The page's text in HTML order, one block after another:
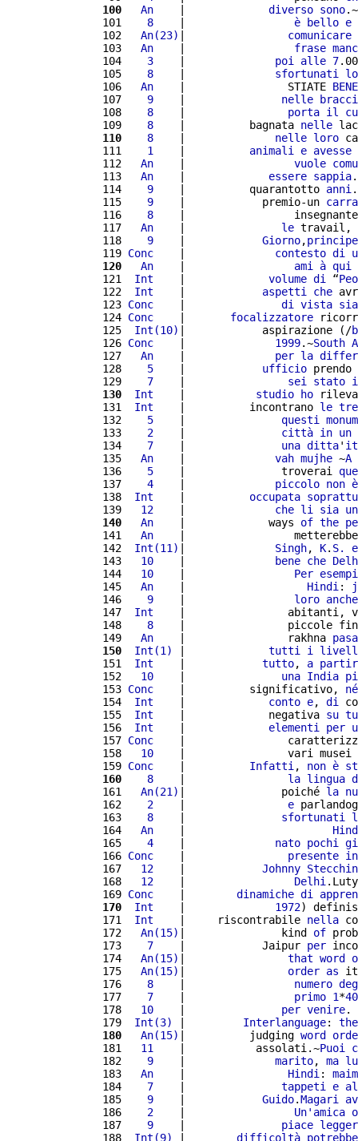
100
  An
    |
diverso sono
101
   8
    |
è bello e
102
  An(23)
| comunicare
103
  An
    |
frase
104
   3
    |
poi alle 7
105
   8
    |
sfortunati
106
  An
    |                STIATE
BENE
107
   9
    |
nelle
108
   8
    |
porta il
109
   8
    |          bagnata
nelle
110
   8
    |
nelle loro
111
   1
    |
animali e avesse
112
  An
    |
vuole
113
  An
    |
essere sappia
114
   9
    |          quarantotto
anni
115
   9
    |            premio-un
carra
116
   8
|
117
  An
    |
le travail,
118
   9
    |
Giorno,
119 Conc
    |
contesto di
120
  An
    |
ami à qui
121
Int
    |
volume di “
122
Int
    |
aspetti che
123 Conc
    |
di vista sia
124 Conc
    |
focalizzatore
125
Int(10) |            aspirazione (/
126 Conc
    |
1999.~South
127
  An
    |
per la
128
   5
    |
ufficio
129
   7
    |
sei stato
130
Int
    |
studio ho
131
Int
    |          incontrano
le tre
132
   5
    |
questi
133
   2
    |
città in un
134
   7
    |
una ditta'
135
  An
    |
vah mujhe ~A
136
   5
    |               troverai
137
   4
    |
piccolo non è
138
Int
    |
occupata
139
  12
    |
che li sia un
140
  An
    |             ways
of the
141
  An
|
142
Int(11) | Singh, K. S.
e
143
  10
    |
bene che
144
  10
    |
Per
145
  An
    |
Hindi :
146
   9
    |
loro anche
147
Int
|                abitanti,
148
   8
|                piccole
149
  An
    |                rakhna
150
Int(1) | tutti i
151
Int
    |
tutto, a
152
  10
    |
una India
153 Conc
    |          significativo,
né
154
Int
    |
conto e, di
155
Int
    |             negativa
su
156
Int
    |
elementi per
157 Conc
|
158
  10
    |                vari musei
159 Conc
    |
Infatti , non è
160
   8
    |
la lingua
161
  An(21)
|               poiché la
162
   2
    |
e
163
   8
    |
sfortunati
164
  An
    |
165
   4
    |
nato pochi
166 Conc
    |
presente in
167
  12
    |
Johnny
168
  12
    |
Delhi
169 Conc
    |
dinamiche di
170
Int
    |
1972)
171
Int
    |     riscontrabile
nella
172
  An(15)
|               kind of
173
   7
    |            Jaipur
per
174
  An(15)
| that word
175
  An(15)
| order as it
176
   8
    |
numero
177
   7
    |
primo 1*40
178
  10
    |
per venire.
179
Int(3) | Interlanguage: the
180
  An(15)
|          judging word
181
  11
    |           assolati.~
Puoi
182
   9
    |
marito, ma
183
  An
    |
Hindi : maim
184
   7
    |
tappeti e
185
   9
    |
Guido.Magari
186
   2
    |
Un' amica o
187
   9
    |
piace
188
Int(9) | difficoltà potrebbe